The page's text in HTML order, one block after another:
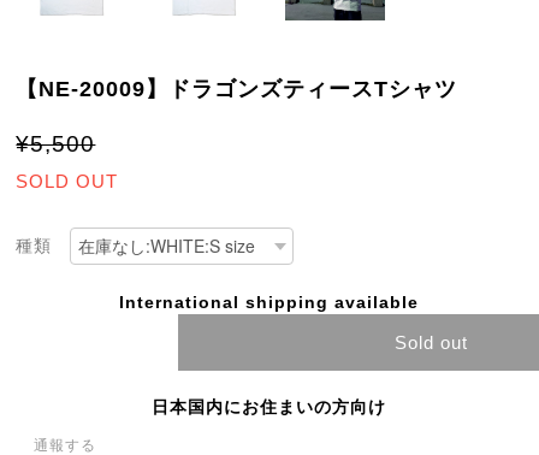
【NE-20009】ドラゴンズティースTシャツ
¥5,500
SOLD OUT
種類
International shipping available
Sold out
日本国内にお住まいの方向け
通報する